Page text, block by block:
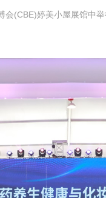
(CBE)婷美小屋展馆中